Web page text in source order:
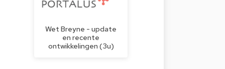
Wet Breyne - update
en recente
ontwikkelingen (3u)